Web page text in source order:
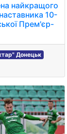
найкращого
10-
Прем'єр-
Донецьк